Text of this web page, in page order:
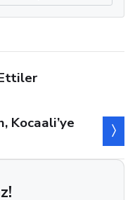
Kocaali’ye